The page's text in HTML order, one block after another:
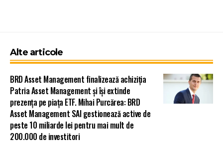
Alte articole
BRD Asset Management finalizează achiziția
Patria Asset Management și își extinde
prezența pe piața ETF. Mihai Purcărea: BRD
Asset Management SAI gestionează active de
peste 10 miliarde lei pentru mai mult de
200.000 de investitori